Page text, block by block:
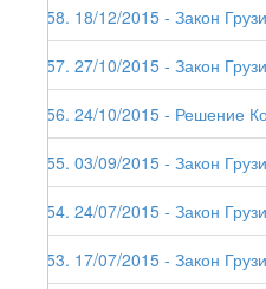
158. 18/12/2015 - Закон
157. 27/10/2015 - Закон
156. 24/10/2015 - Решение
155. 03/09/2015 - Закон
154. 24/07/2015 - Закон
153. 17/07/2015 - Закон